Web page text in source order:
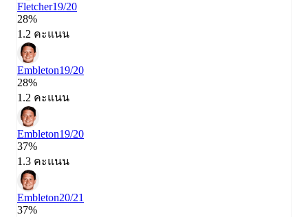
Fletcher19/20
28%
1.2 คะแนน
Embleton19/20
28%
1.2 คะแนน
Embleton19/20
37%
1.3 คะแนน
Embleton20/21
37%